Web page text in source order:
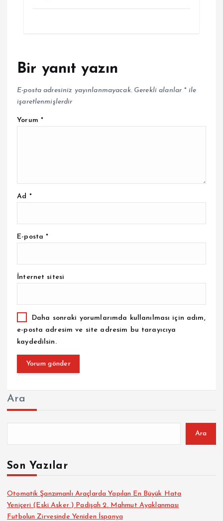
Bir yanıt yazın
E-posta adresiniz yayınlanmayacak. Gerekli alanlar *ile
işaretlenmişlerdir
Yorum *
Ad *
E-posta*
İnternet sitesi
Daha sonraki yorumlarımda kullanılması için adım,
e-posta adresim ve site adresim bu tarayıcıya
kaydedilsin.
Ara
Ara
Son Yazılar
Otomatik Şanzımanlı Araçlarda Yapılan En Büyük Hata
Yeniçeri (Eski Asker ) Padişah 2. Mahmut Ayaklanması
Futbolun Zirvesinde Yeniden İspanya